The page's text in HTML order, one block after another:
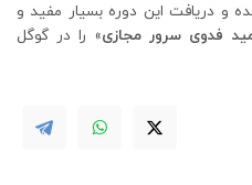
و دریافت این دوره بسیار مفید و
فدوی سرور مجازی» را در گوگل